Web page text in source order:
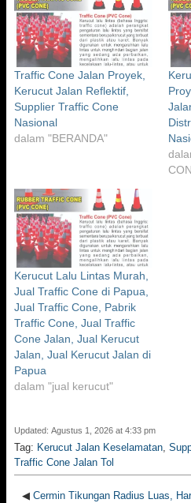
Traffic Cone Jalan Proyek,
Kerucut Jalan Reflektif,
Supplier Traffic Cone
Nasional
dalam "BERANDA"
Kerucut Lalu Lintas Murah,
Jual Traffic Cone di Papua,
Jual Traffic Cone, Pabrik
Traffic Cone, Jual Traffic
Cone Jalan, Jual Kerucut
Jalan, Jual Kerucut Jalan di
Papua
dalam "jual kerucut"
Updated: Agustus 1, 2026 at 4:33 pm
Tag: Kerucut Jalan Keselamatan,
Traffic Cone Jalan Tol
◀ Cermin Tikungan Radius Luas,